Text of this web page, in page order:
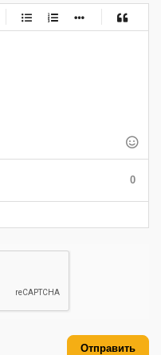
-
-
0
Отправить